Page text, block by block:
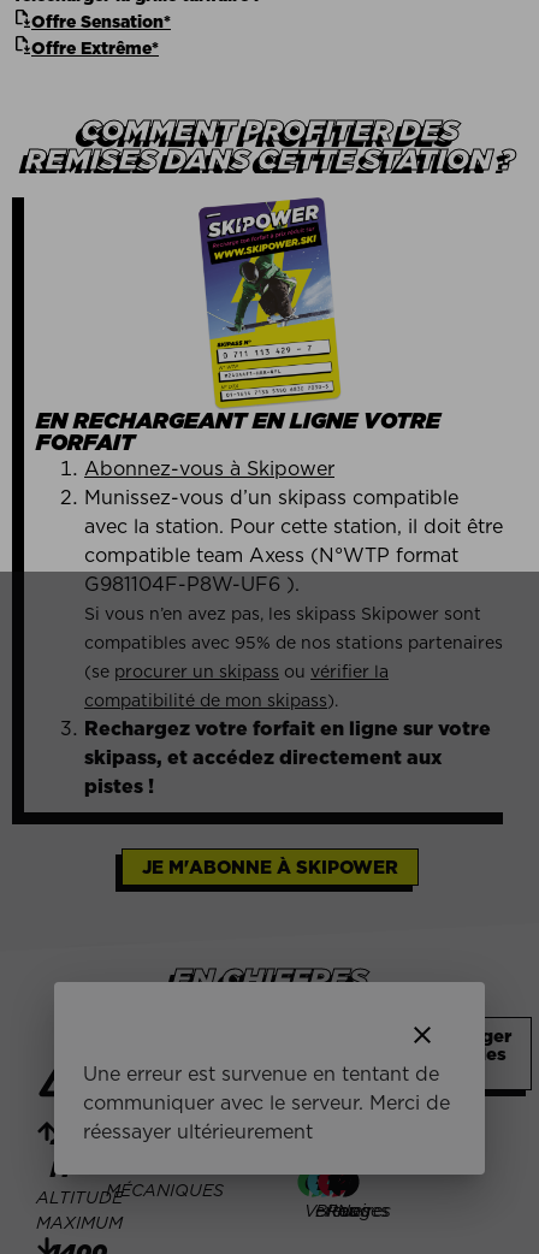
file_saveOffre Sensation*
file_saveOffre Extrême*
COMMENT PROFITER DES
REMISES DANS CETTE STATION ?
EN RECHARGEANT EN LIGNE VOTRE
FORFAIT
Abonnez-vous à Skipower
Munissez-vous d’un skipass compatible
avec la station. Pour cette station, il doit être
compatible team Axess (N°WTP format
G981104F-P8W-UF6 ).
Si vous n’en avez pas, les skipass Skipower sont
compatibles avec 95% de nos stations partenaires
(se procurer un skipass ou vérifier la
compatibilité de mon skipass).
Rechargez votre forfait en ligne sur votre
skipass, et accédez directement aux
pistes !
JE M'ABONNE À SKIPOWER
EN CHIFFRES
2400
M
ALTITUDE
MAXIMUM
21
MÉCANIQUES
KM
de
pistes
PISTES
6
Vertes
12
Bleues
14
Rouges
2
Noires
Télécharger
le plan des
pistes
clear
Une erreur est survenue en tentant de
communiquer avec le serveur. Merci de
réessayer ultérieurement